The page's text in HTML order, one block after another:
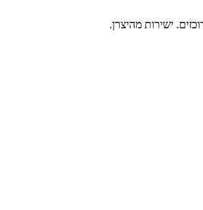
ישירות מהיצרן.